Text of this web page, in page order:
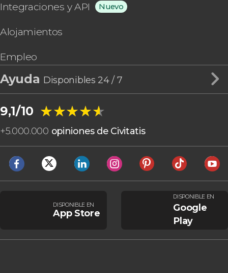
Integraciones y API Nuevo
Alojamientos
Empleo
Ayuda Disponibles 24 / 7
9,1/10 ★★★★★
★★★★★
+5.000.000 opiniones de Civitatis
DISPONIBLE EN
App Store
DISPONIBLE EN
Google
Play